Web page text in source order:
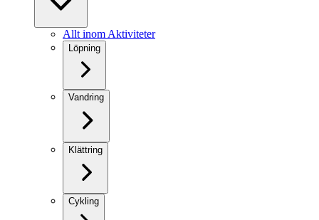
Allt inom Aktiviteter
Löpning
Vandring
Klättring
Cykling